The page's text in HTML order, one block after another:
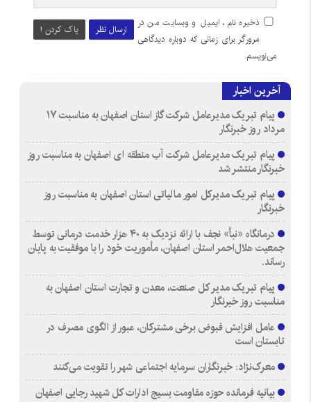
ارسال نظر پاک کردن !
ذخیره نام، ایمیل و وبسایت من در
مرورگر برای زمانی که دوباره دیدگاهی
می‌نویسم.
آخرین اخبار
پیام تبریک مدیرعامل شرکت گاز استان اصفهان به مناسبت ۱۷
مرداد روز خبرنگار
پیام تبریک مدیرعامل شرکت آب منطقه ای اصفهان به مناسبت روز
خبرنگار منتشر شد
پیام تبریک مدیرکل امور مالیاتی استان اصفهان به مناسبت روز
خبرنگار
درمانگاه «نبأ» نجف با ارائه نزدیک به ۴۰ هزار خدمت درمانی توسط
جمعیت هلال‌احمر استان اصفهان، مأموریت خود را با موفقیت به پایان
رساند.
پیام تبریک مدیر کل صنعت، معدن و تجارت استان اصفهان به
مناسبت روز خبرنگار
عامل افزایش قبوض برخی مشترکان، عبور از الگوی مصرف در
تابستان است
معرک‌نژاد: خبرنگاران سرمایه اجتماعی شهر را تقویت می‌کنند
بیانیه فرمانده حوزه مقاومت بسیج ادارات کل شهید رجایی اصفهان